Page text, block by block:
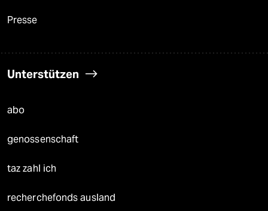
Presse
Unterstützen
abo
genossenschaft
taz zahl ich
recherchefonds ausland